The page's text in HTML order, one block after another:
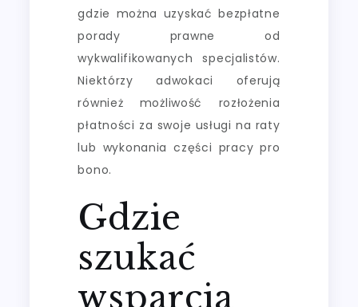
gdzie można uzyskać bezpłatne
porady prawne od
wykwalifikowanych specjalistów.
Niektórzy adwokaci oferują
również możliwość rozłożenia
płatności za swoje usługi na raty
lub wykonania części pracy pro
bono.
Gdzie
szukać
wsparcia